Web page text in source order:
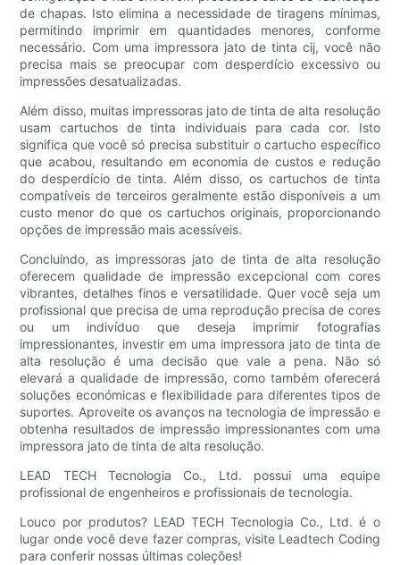
de chapas. Isto elimina a necessidade de tiragens mínimas,
permitindo imprimir em quantidades menores, conforme
necessário. Com uma impressora jato de tinta cij, você não
precisa mais se preocupar com desperdício excessivo ou
impressões desatualizadas.
Além disso, muitas impressoras jato de tinta de alta resolução
usam cartuchos de tinta individuais para cada cor. Isto
significa que você só precisa substituir o cartucho específico
que acabou, resultando em economia de custos e redução
do desperdício de tinta. Além disso, os cartuchos de tinta
compatíveis de terceiros geralmente estão disponíveis a um
custo menor do que os cartuchos originais, proporcionando
opções de impressão mais acessíveis.
Concluindo, as impressoras jato de tinta de alta resolução
oferecem qualidade de impressão excepcional com cores
vibrantes, detalhes finos e versatilidade. Quer você seja um
profissional que precisa de uma reprodução precisa de cores
ou um indivíduo que deseja imprimir fotografias
impressionantes, investir em uma impressora jato de tinta de
alta resolução é uma decisão que vale a pena. Não só
elevará a qualidade de impressão, como também oferecerá
soluções económicas e flexibilidade para diferentes tipos de
suportes. Aproveite os avanços na tecnologia de impressão e
obtenha resultados de impressão impressionantes com uma
impressora jato de tinta de alta resolução.
LEAD TECH Tecnologia Co., Ltd. possui uma equipe
profissional de engenheiros e profissionais de tecnologia.
Louco por produtos? LEAD TECH Tecnologia Co., Ltd. é o
lugar onde você deve fazer compras, visite Leadtech Coding
para conferir nossas últimas coleções!